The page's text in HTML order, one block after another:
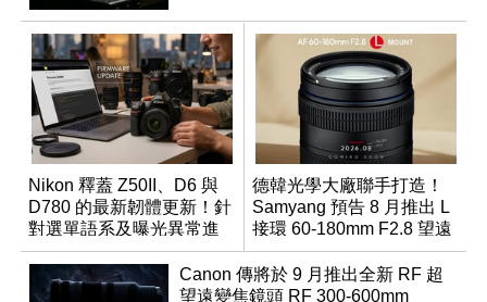
Nikon 釋蓋 Z50II、D6 與
D780 的最新韌體更新！針
對選單語系及曝光異常進
行修復
德韓光學大廠聯手打造！
Samyang 預告 8 月推出 L
接環 60-180mm F2.8 望遠
變焦鏡
Canon 傳將於 9 月推出全新 RF 超
望遠變焦鏡頭 RF 300-600mm